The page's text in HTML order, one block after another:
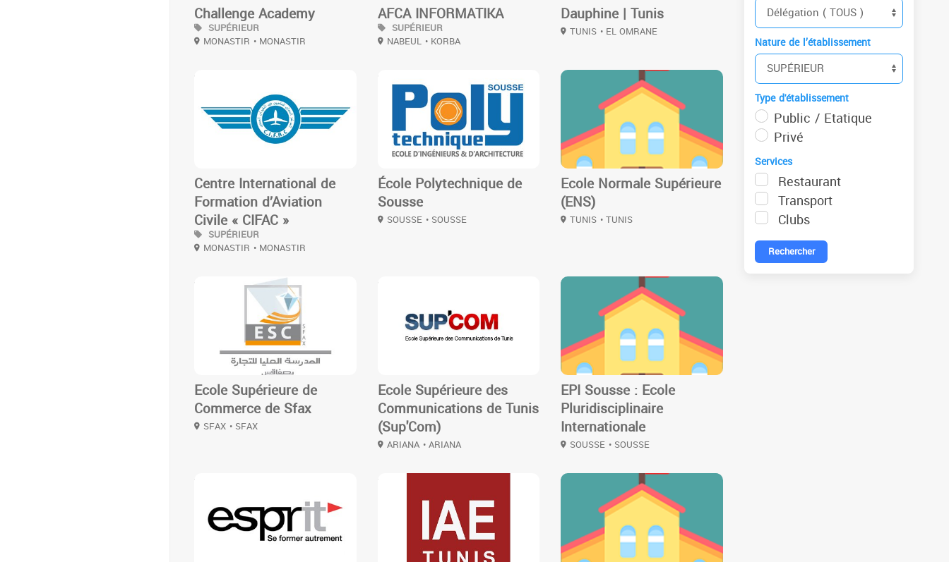
Challenge Academy
SUPÉRIEUR
MONASTIR • MONASTIR
AFCA INFORMATIKA
SUPÉRIEUR
NABEUL • KORBA
Dauphine | Tunis
TUNIS • EL OMRANE
Centre International de
Formation d’Aviation
Civile « CIFAC »
SUPÉRIEUR
MONASTIR • MONASTIR
École Polytechnique de
Sousse
SOUSSE • SOUSSE
Ecole Normale Supérieure
(ENS)
TUNIS • TUNIS
Ecole Supérieure de
Commerce de Sfax
SFAX • SFAX
Ecole Supérieure des
Communications de Tunis
(Sup'Com)
ARIANA • ARIANA
EPI Sousse : Ecole
Pluridisciplinaire
Internationale
SOUSSE • SOUSSE
Nature de l’établissement
Type d'établissement
Public / Etatique
Privé
Services
Restaurant
Transport
Clubs
Rechercher